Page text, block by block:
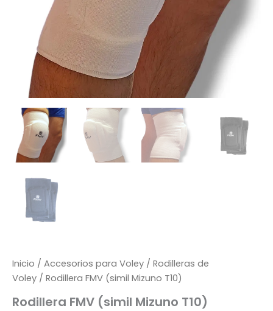
Inicio / Accesorios para Voley / Rodilleras de
Voley / Rodillera FMV (simil Mizuno T10)
Rodillera FMV (simil Mizuno T10)